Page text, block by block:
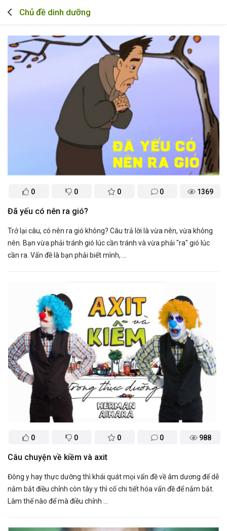
Chủ đề dinh dưỡng
0 0 0 0 1369
Đã yếu có nên ra gió?
Trở lại câu, có nên ra gió không? Câu trả lời là vừa nên, vừa không
nên. Bạn vừa phải tránh gió lúc cần tránh và vừa phải "ra" gió lúc
cần ra. Vấn đề là bạn phải biết mình, ...
0 0 0 0 988
Câu chuyện về kiềm và axit
Đông y hay thực dưỡng thì khái quát mọi vấn đề về âm dương để dễ
nắm bắt điều chỉnh còn tây y thì cố chi tiết hóa vấn đề để nắm bắt.
Làm thế nào để mà điều chỉnh ...